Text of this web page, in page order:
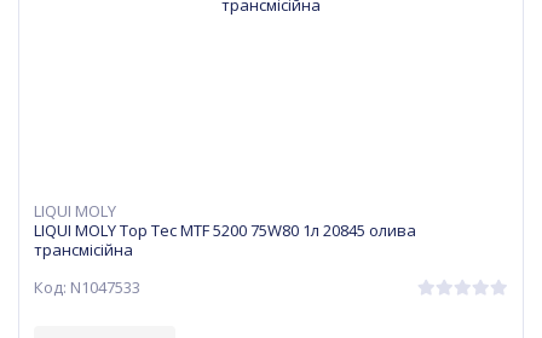
LIQUI MOLY
LIQUI MOLY Top Tec MTF 5200 75W80 1л 20845 олива
трансмісійна
Код: N1047533